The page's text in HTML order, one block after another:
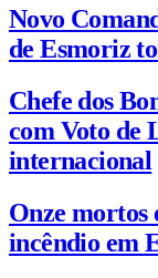
Novo
de Esmoriz
Chefe dos
com Voto de
internacional
Onze mortos
incêndio em